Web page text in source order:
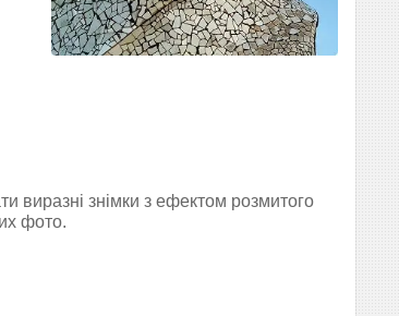
виразні знімки з ефектом розмитого
фото.